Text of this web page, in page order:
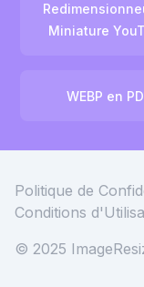
Miniature
WEBP en
Politique de
Conditions
© 2025